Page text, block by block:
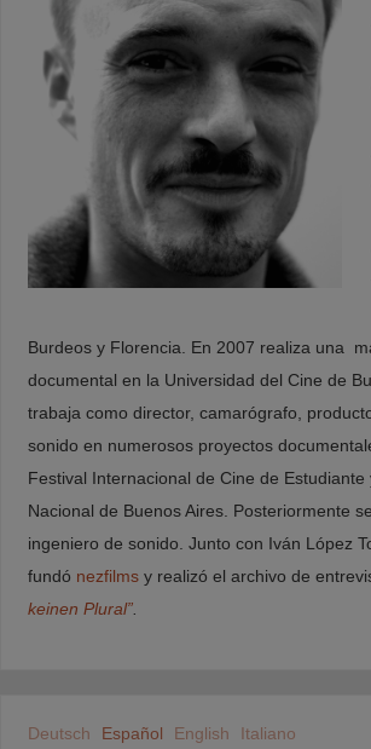
Burdeos y Florencia. En 2007 realiza una
documental en la Universidad del Cine de
trabaja como director, camarógrafo,
sonido en numerosos proyectos
Festival Internacional de Cine de Estudiante
Nacional de Buenos Aires. Posteriormente
ingeniero de sonido. Junto con Iván López
fundó nezfilms y realizó el archivo de
keinen Plural”.
Deutsch Español English Italiano